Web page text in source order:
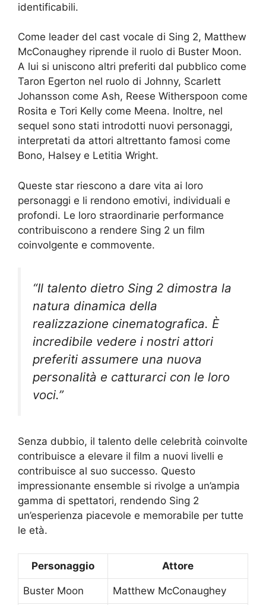
identificabili.
Come leader del cast vocale di Sing 2, Matthew
McConaughey riprende il ruolo di Buster Moon.
A lui si uniscono altri preferiti dal pubblico come
Taron Egerton nel ruolo di Johnny, Scarlett
Johansson come Ash, Reese Witherspoon come
Rosita e Tori Kelly come Meena. Inoltre, nel
sequel sono stati introdotti nuovi personaggi,
interpretati da attori altrettanto famosi come
Bono, Halsey e Letitia Wright.
Queste star riescono a dare vita ai loro
personaggi e li rendono emotivi, individuali e
profondi. Le loro straordinarie performance
contribuiscono a rendere Sing 2 un film
coinvolgente e commovente.
“Il talento dietro Sing 2 dimostra la
natura dinamica della
realizzazione cinematografica. È
incredibile vedere i nostri attori
preferiti assumere una nuova
personalità e catturarci con le loro
voci.”
Senza dubbio, il talento delle celebrità coinvolte
contribuisce a elevare il film a nuovi livelli e
contribuisce al suo successo. Questo
impressionante ensemble si rivolge a un’ampia
gamma di spettatori, rendendo Sing 2
un’esperienza piacevole e memorabile per tutte
le età.
Personaggio Attore
Buster Moon Matthew McConaughey